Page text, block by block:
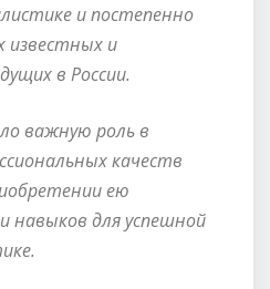
и постепенно
известных и
в России.
важную роль в
качеств
ею
навыков для успешной